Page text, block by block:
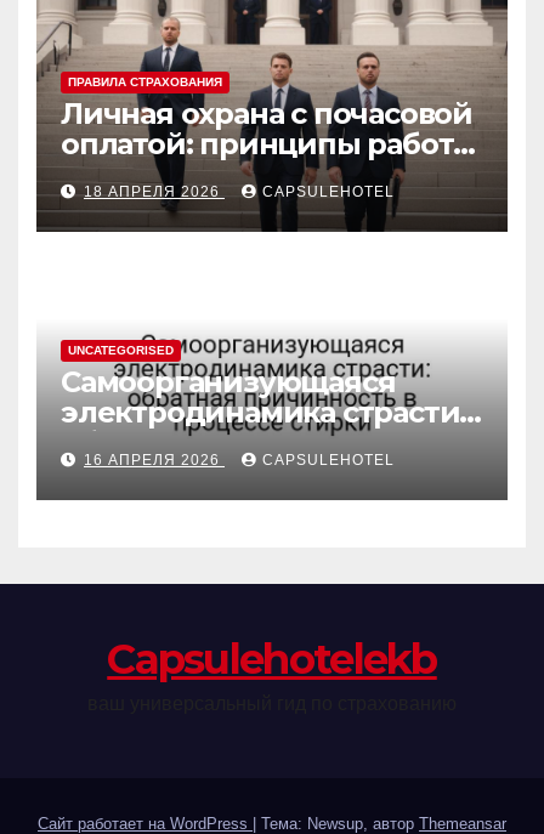
ПРАВИЛА СТРАХОВАНИЯ
Личная охрана с почасовой
оплатой: принципы работы
и правовые аспекты
18 АПРЕЛЯ 2026 CAPSULEHOTEL
UNCATEGORISED
Самоорганизующаяся
электродинамика страсти:
обратная причинность в
процессе стирки
16 АПРЕЛЯ 2026 CAPSULEHOTEL
Сapsulehotelekb
Сайт работает на WordPress Тема: Newsup, автор Themeansar